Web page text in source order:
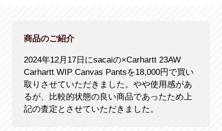
商品のご紹介
2024年12月17日にsacaiの×Carhartt 23AW
Carhartt WIP Canvas Pantsを18,000円で買い
取りさせていただきました。やや使用感があ
るが、比較的状態の良い商品であったため上
記の査定とさせていただきました。